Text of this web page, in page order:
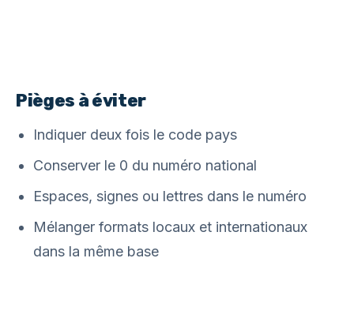
Pièges à éviter
Indiquer deux fois le code pays
Conserver le 0 du numéro national
Espaces, signes ou lettres dans le numéro
Mélanger formats locaux et internationaux
dans la même base